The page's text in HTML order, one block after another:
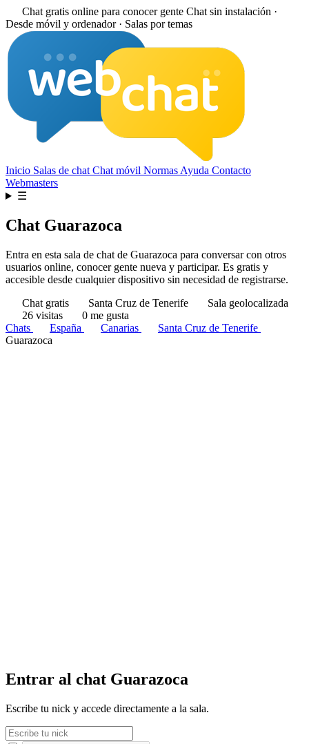
Chat gratis online para conocer gente Chat sin instalación ·
Desde móvil y ordenador · Salas por temas
Inicio Salas de chat Chat móvil Normas Ayuda Contacto
Webmasters
☰
Chat Guarazoca
Entra en esta sala de chat de Guarazoca para conversar con otros
usuarios online, conocer gente nueva y participar. Es gratis y
accesible desde cualquier dispositivo sin necesidad de registrarse.
Chat gratis
Santa Cruz de Tenerife
Sala geolocalizada
26 visitas
0 me gusta
Chats
España Canarias
Santa Cruz de Tenerife
Guarazoca
Entrar al chat Guarazoca
Escribe tu nick y accede directamente a la sala.